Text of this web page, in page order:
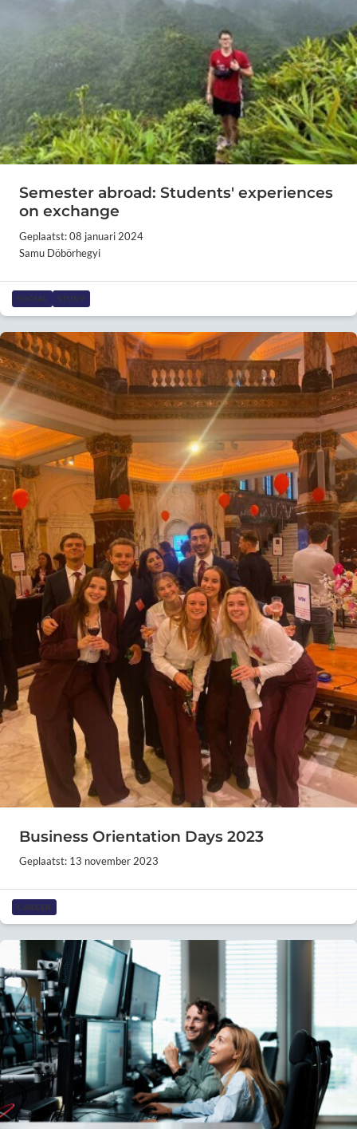
Semester abroad: Students' experiences
on exchange
Geplaatst: 08 januari 2024
Samu Döbörhegyi
SOCIAL STUDY
Business Orientation Days 2023
Geplaatst: 13 november 2023
CAREER